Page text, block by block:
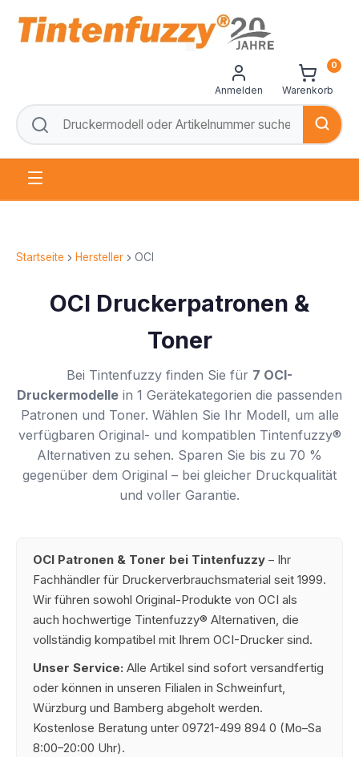
Anmelden Warenkorb
0
Startseite Hersteller OCI
OCI Druckerpatronen &
Toner
Bei Tintenfuzzy finden Sie für 7 OCI-
Druckermodelle in 1 Gerätekategorien die passenden
Patronen und Toner. Wählen Sie Ihr Modell, um alle
verfügbaren Original- und kompatiblen Tintenfuzzy®
Alternativen zu sehen. Sparen Sie bis zu 70 %
gegenüber dem Original – bei gleicher Druckqualität
und voller Garantie.
OCI Patronen & Toner bei Tintenfuzzy – Ihr
Fachhändler für Druckerverbrauchsmaterial seit 1999.
Wir führen sowohl Original-Produkte von OCI als
auch hochwertige Tintenfuzzy® Alternativen, die
vollständig kompatibel mit Ihrem OCI-Drucker sind.
Unser Service: Alle Artikel sind sofort versandfertig
oder können in unseren Filialen in Schweinfurt,
Würzburg und Bamberg abgeholt werden.
Kostenlose Beratung unter 09721-499 894 0 (Mo–Sa
8:00–20:00 Uhr).